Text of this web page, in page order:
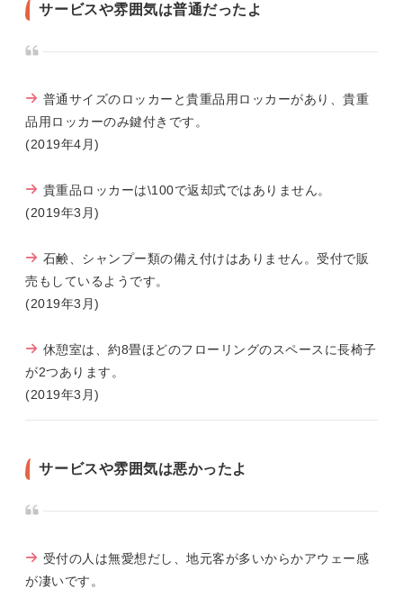
サービスや雰囲気は普通だったよ
普通サイズのロッカーと貴重品用ロッカーがあり、貴重
品用ロッカーのみ鍵付きです。
(2019年4月)
貴重品ロッカーは\100で返却式ではありません。
(2019年3月)
石鹸、シャンプー類の備え付けはありません。受付で販
売もしているようです。
(2019年3月)
休憩室は、約8畳ほどのフローリングのスペースに長椅子
が2つあります。
(2019年3月)
サービスや雰囲気は悪かったよ
受付の人は無愛想だし、地元客が多いからかアウェー感
が凄いです。